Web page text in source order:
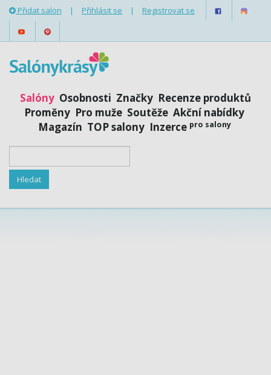
Přidat salon | Přihlásit se | Registrovat se
Salóny Osobnosti Značky Recenze produktů
Proměny Pro muže Soutěže Akční nabídky
Magazín TOP salony Inzerce pro salony